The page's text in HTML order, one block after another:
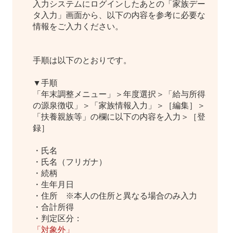
入力システムにログインしたあとの「家族デー
タ入力」画面から、以下の内容を参考に必要な
情報をご入力ください。
手順は以下のとおりです。
▼手順
「年末調整メニュー」＞年度選択＞「給与所得
の源泉徴収」＞「家族情報入力」＞［編集］＞
「扶養親族等」の欄に以下の内容を入力＞［登
録］
・氏名
・氏名（フリガナ）
・続柄
・生年月日
・住所 ※本人の住所と異なる場合のみ入力
・合計所得
・判定区分：
「対象外」